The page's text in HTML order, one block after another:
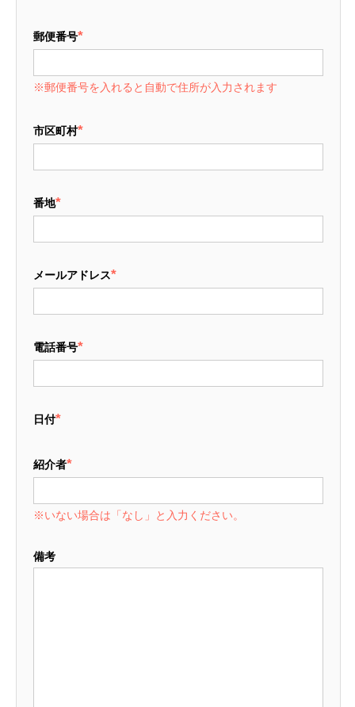
郵便番号*
※郵便番号を入れると自動で住所が入力されます
市区町村*
番地*
メールアドレス*
電話番号*
日付*
紹介者*
※いない場合は「なし」と入力ください。
備考